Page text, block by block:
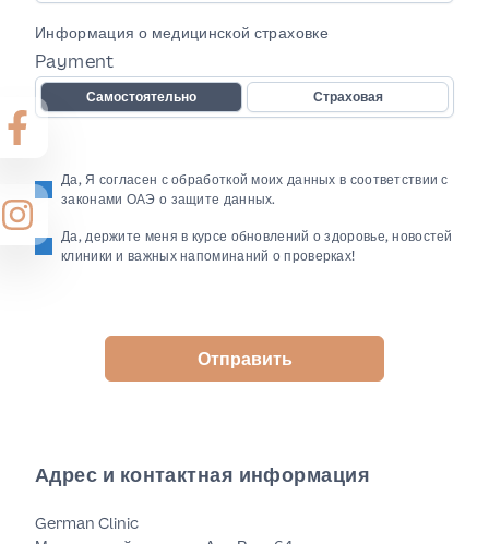
Информация о медицинской страховке
Payment
Самостоятельно Страховая
Да, Я согласен с обработкой моих данных в соответствии с
законами ОАЭ о защите данных.
Да, держите меня в курсе обновлений о здоровье, новостей
клиники и важных напоминаний о проверках!
Отправить
Адрес и контактная информация
German Clinic